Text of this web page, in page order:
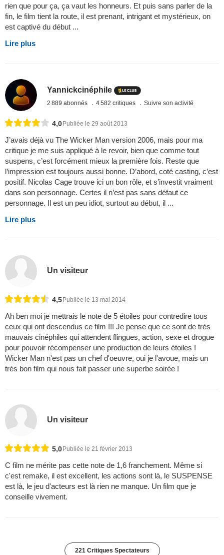
rien que pour ça, ça vaut les honneurs. Et puis sans parler de la
fin, le film tient la route, il est prenant, intrigant et mystérieux, on
est captivé du début ...
Lire plus
Yannickcinéphile
2 889 abonnés 4 582 critiques Suivre son activité
4,0 Publiée le 29 août 2013
J’avais déjà vu The Wicker Man version 2006, mais pour ma
critique je me suis appliqué à le revoir, bien que comme tout
suspens, c’est forcément mieux la première fois. Reste que
l’impression est toujours aussi bonne. D’abord, coté casting, c’est
positif. Nicolas Cage trouve ici un bon rôle, et s’investit vraiment
dans son personnage. Certes il n’est pas sans défaut ce
personnage. Il est un peu idiot, surtout au début, il ...
Lire plus
Un visiteur
4,5 Publiée le 13 mai 2014
Ah ben moi je mettrais le note de 5 étoiles pour contredire tous
ceux qui ont descendus ce film !!! Je pense que ce sont de très
mauvais cinéphiles qui attendent flingues, action, sexe et drogue
pour pouvoir récompenser une production de leurs étoiles !
Wicker Man n'est pas un chef d'oeuvre, oui je l'avoue, mais un
très bon film qui nous fait passer une superbe soirée !
Un visiteur
5,0 Publiée le 21 février 2013
C film ne mérite pas cette note de 1,6 franchement. Même si
c'est remake, il est excellent, les actions sont là, le SUSPENSE
est là, le jeu d'acteurs est là rien ne manque. Un film que je
conseille vivement.
221 Critiques Spectateurs